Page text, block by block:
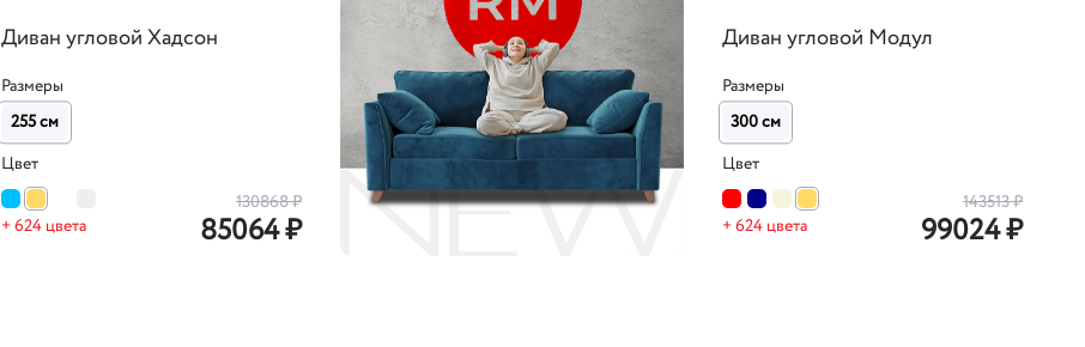
Диван угловой Хадсон
Размеры
255 см
Цвет
+ 624 цвета
130868₽
85064₽
Диван угловой Модул
Размеры
300 см
Цвет
+ 624 цвета
143513₽
99024₽